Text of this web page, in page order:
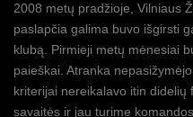
2008 metų pradžioje, Vilniaus
paslapčia galima buvo išgirsti
klubą. Pirmieji metų mėnesiai
paieškai. Atranka
kriterijai nereikalavo itin
savaitės ir jau turime